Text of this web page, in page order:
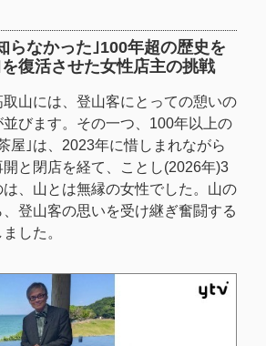
らなかった｣100年超の歴史を
復活させた女性店主の挑戦
山には、登山客にとっての憩いの
びます。その一つ、100年以上の
屋｣は、2023年に惜しまれながら
開と閉店を経て、ことし(2026年)3
は、山とは無縁の女性でした。山の
登山客の思いを受け継ぎ奮闘する
した。